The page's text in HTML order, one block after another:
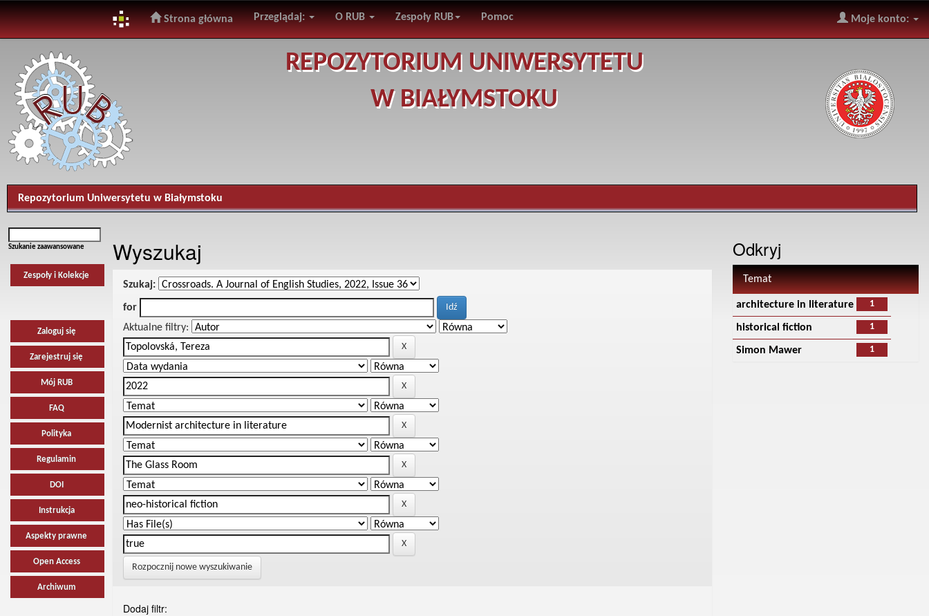
navigation
Strona główna Przeglądaj: O RUB Zespoły RUB Pomoc Moje konto:
REPOZYTORIUM UNIWERSYTETU
W BIAŁYMSTOKU
Repozytorium Uniwersytetu w Białymstoku
Szukanie zaawansowane
Zespoły i Kolekcje
Zaloguj się
Zarejestruj się
Mój RUB
FAQ
Polityka
Regulamin
DOI
Instrukcja
Aspekty prawne
Open Access
Archiwum
Wyszukaj
Szukaj:
for
Aktualne filtry:
Rozpocznij nowe wyszukiwanie
Dodaj filtr:
Odkryj
Temat
1
architecture in literature
1
historical fiction
1
Simon Mawer